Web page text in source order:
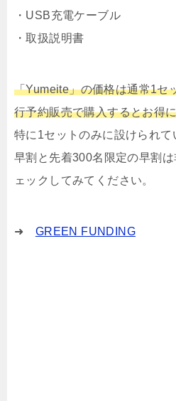
・USB充電ケーブル
・取扱説明書
「Yumeite」の価格は通常1セ
行予約販売で購入するとお得
特に1セットのみに設けられ
早割と先着300名限定の早割
ェックしてみてください。
➜ GREEN FUNDING